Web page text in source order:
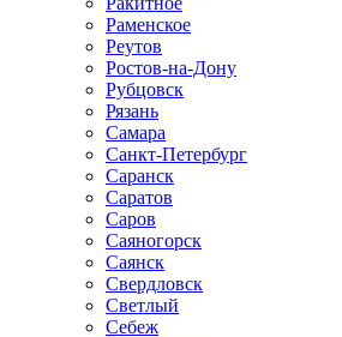
Раменское
Реутов
Ростов-на-Дону
Рубцовск
Рязань
Самара
Санкт-Петербург
Саранск
Саратов
Саров
Саяногорск
Саянск
Свердловск
Светлый
Себеж